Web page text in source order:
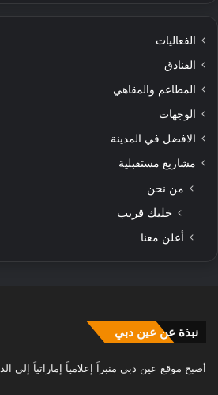
الفعاليات
الفنادق
المطاعم والمقاهي
الوجهات
الافضل في المدينة
مشاريع مستقبلية
من نحن
خليك قريب
أعلن معنا
نبذة عن عين دبي
أصبح موقع عين دبي منبراً إعلامياً إماراتياً إلى